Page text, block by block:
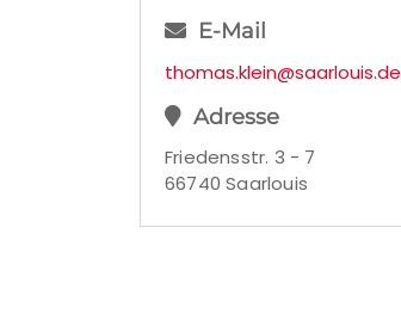
E-Mail
thomas.klein@saarlouis.de
Adresse
Friedensstr. 3 - 7
66740 Saarlouis